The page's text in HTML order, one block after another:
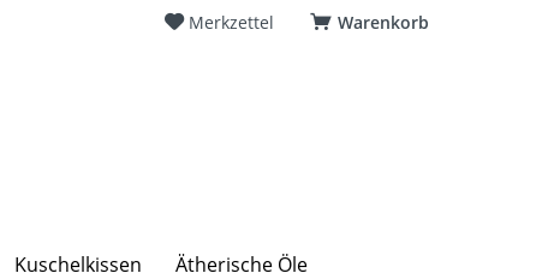
Warenkorb
Merkzettel
Kuschelkissen Ätherische Öle